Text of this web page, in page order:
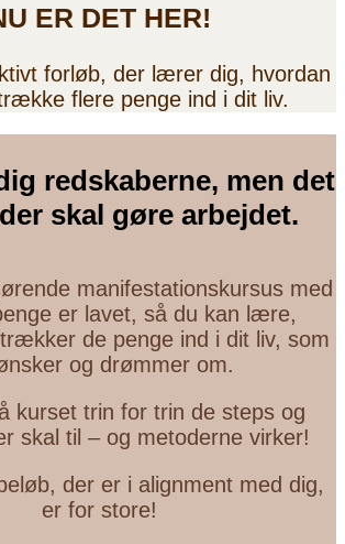
ER DET HER!
forløb, der lærer dig, hvordan
flere penge ind i dit liv.
redskaberne, men det
skal gøre arbejdet.
manifestationskursus med
er lavet, så du kan lære,
de penge ind i dit liv, som
og drømmer om.
kurset trin for trin de steps og
skal til – og metoderne virker!
der er i alignment med dig,
er for store!